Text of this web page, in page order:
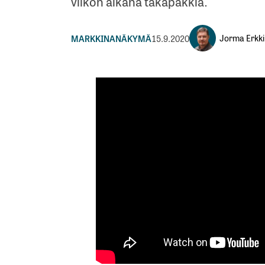
MARKKINANÄKYMÄ15.9.2020 Jorma